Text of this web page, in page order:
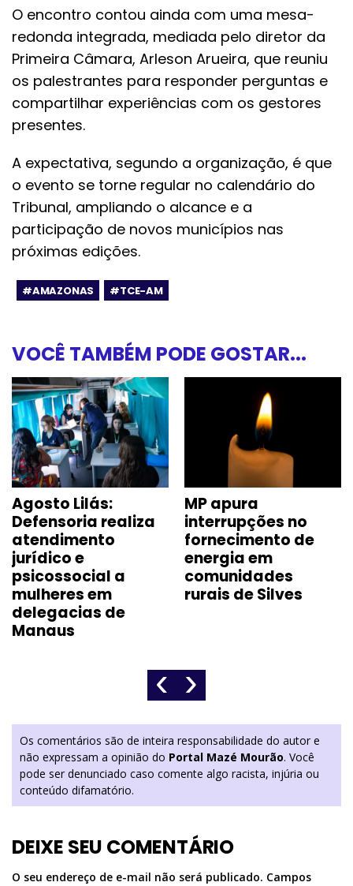
O encontro contou ainda com uma mesa-
redonda integrada, mediada pelo diretor da
Primeira Câmara, Arleson Arueira, que reuniu
os palestrantes para responder perguntas e
compartilhar experiências com os gestores
presentes.
A expectativa, segundo a organização, é que
o evento se torne regular no calendário do
Tribunal, ampliando o alcance e a
participação de novos municípios nas
próximas edições.
#AMAZONAS #TCE-AM
VOCÊ TAMBÉM PODE GOSTAR...
Agosto Lilás:
Defensoria realiza
atendimento
jurídico e
psicossocial a
mulheres em
delegacias de
Manaus
MP apura
interrupções no
fornecimento de
energia em
comunidades
rurais de Silves
‹ ›
Os comentários são de inteira responsabilidade do autor e
não expressam a opinião do Portal Mazé Mourão. Você
pode ser denunciado caso comente algo racista, injúria ou
conteúdo difamatório.
DEIXE SEU COMENTÁRIO
O seu endereço de e-mail não será publicado. Campos